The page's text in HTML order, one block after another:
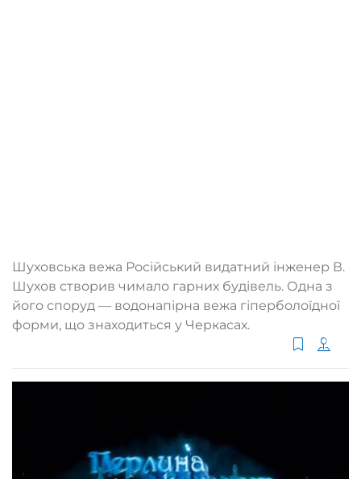
Шуховська вежа Російський видатний інженер В.
Шухов створив чимало гарних будівель. Одна з
його споруд — водонапірна вежа гіперболоїдної
форми, що знаходиться у Черкасах.